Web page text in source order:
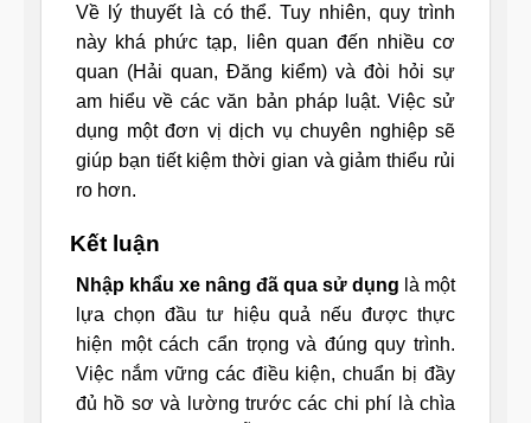
Về lý thuyết là có thể. Tuy nhiên, quy trình
này khá phức tạp, liên quan đến nhiều cơ
quan (Hải quan, Đăng kiểm) và đòi hỏi sự
am hiểu về các văn bản pháp luật. Việc sử
dụng một đơn vị dịch vụ chuyên nghiệp sẽ
giúp bạn tiết kiệm thời gian và giảm thiểu rủi
ro hơn.
Kết luận
Nhập khẩu xe nâng đã qua sử dụng là một
lựa chọn đầu tư hiệu quả nếu được thực
hiện một cách cẩn trọng và đúng quy trình.
Việc nắm vững các điều kiện, chuẩn bị đầy
đủ hồ sơ và lường trước các chi phí là chìa